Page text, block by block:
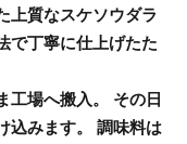
上質なスケソウダラ
で丁寧に仕上げたた
工場へ搬入。 その日
込みます。 調味料は